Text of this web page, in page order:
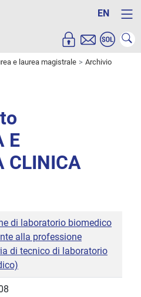
EN
e laurea magistrale
Archivio
E
CLINICA
di laboratorio biomedico
alla professione
di tecnico di laboratorio